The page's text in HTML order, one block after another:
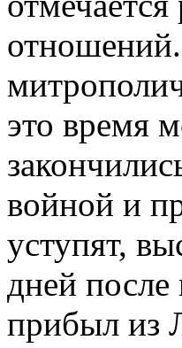
отношений.
это время
войной и
уступят,
дней
прибыл из